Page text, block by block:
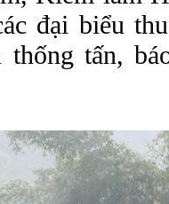
đại biểu
thống tấn,